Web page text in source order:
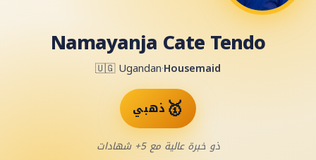
Namayanja Cate Tendo
Housemaid
·
🇺🇬 Ugandan
🥇 ذهبي
ذو خبرة عالية مع 5+ شهادات